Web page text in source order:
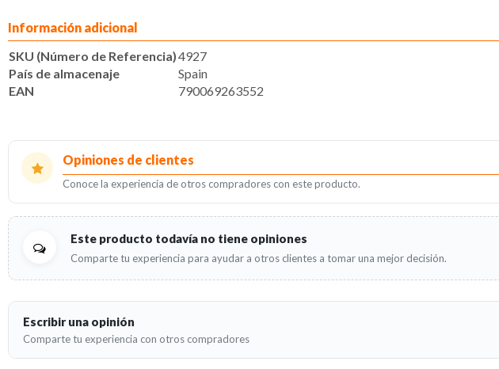
Información adicional
SKU (Número de Referencia)4927
País de almacenaje
Spain
EAN
790069263552
Opiniones de clientes
Conoce la experiencia de otros compradores con este producto.
Este producto todavía no tiene opiniones
Comparte tu experiencia para ayudar a otros clientes a tomar una mejor decisión.
Escribir una opinión
Comparte tu experiencia con otros compradores